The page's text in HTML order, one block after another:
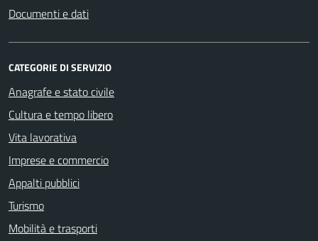
Documenti e dati
CATEGORIE DI SERVIZIO
Anagrafe e stato civile
Cultura e tempo libero
Vita lavorativa
Imprese e commercio
Appalti pubblici
Turismo
Mobilità e trasporti